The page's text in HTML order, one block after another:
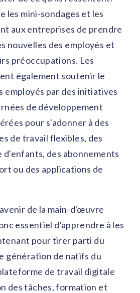
les mini-sondages et les
aux entreprises de prendre
nouvelles des employés et
préoccupations. Les
également soutenir le
employés par des initiatives
de développement
pour s'adonner à des
de travail flexibles, des
d'enfants, des abonnements
ou des applications de
de la main-d'œuvre
essentiel d'apprendre à les
pour tirer parti du
génération de natifs du
de travail digitale
des tâches, formation et